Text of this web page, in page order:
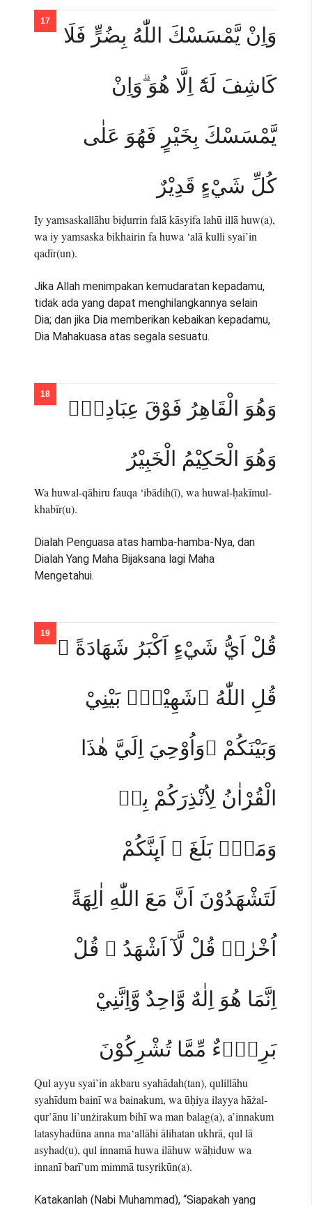
وَاِنْ يَّمْسَسْكَ اللّٰهُ بِضُرٍّ فَلَا
كَاشِفَ لَهٗٓ اِلَّا هُوَ ۗوَاِنْ
يَّمْسَسْكَ بِخَيْرٍ فَهُوَ عَلٰى
كُلِّ شَيْءٍ قَدِيْرٌ
Iy yamsaskallāhu biḍurrin falā kāsyifa lahū illā huw(a),
wa iy yamsaska bikhairin fa huwa ‘alā kulli syai’in
qadīr(un).
Jika Allah menimpakan kemudaratan kepadamu,
tidak ada yang dapat menghilangkannya selain
Dia; dan jika Dia memberikan kebaikan kepadamu,
Dia Mahakuasa atas segala sesuatu.
وَهُوَ الْقَاهِرُ فَوْقَ عِبَادِهٖۗ
وَهُوَ الْحَكِيْمُ الْخَبِيْرُ
Wa huwal-qāhiru fauqa ‘ibādih(ī), wa huwal-ḥakīmul-
khabīr(u).
Dialah Penguasa atas hamba-hamba-Nya, dan
Dialah Yang Maha Bijaksana lagi Maha
Mengetahui.
قُلْ اَيُّ شَيْءٍ اَكْبَرُ شَهَادَةً ۗ
قُلِ اللّٰهُ ۗشَهِيْدٌۢ بَيْنِيْ
وَبَيْنَكُمْ ۗوَاُوْحِيَ اِلَيَّ هٰذَا
الْقُرْاٰنُ لِاُنْذِرَكُمْ بِهٖ
وَمَنْۢ بَلَغَ ۗ اَىِٕنَّكُمْ
لَتَشْهَدُوْنَ اَنَّ مَعَ اللّٰهِ اٰلِهَةً
اُخْرٰىۗ قُلْ لَّآ اَشْهَدُ ۚ قُلْ
اِنَّمَا هُوَ اِلٰهٌ وَّاحِدٌ وَّاِنَّنِيْ
بَرِيْۤءٌ مِّمَّا تُشْرِكُوْنَ
Qul ayyu syai’in akbaru syahādah(tan), qulillāhu
syahīdum bainī wa bainakum, wa ūḥiya ilayya hāżal-
qur’ānu li’unżirakum bihī wa man balag(a), a’innakum
latasyhadūna anna ma‘allāhi ālihatan ukhrā, qul lā
asyhad(u), qul innamā huwa ilāhuw wāḥiduw wa
innanī barī’um mimmā tusyrikūn(a).
Katakanlah (Nabi Muhammad), “Siapakah yang